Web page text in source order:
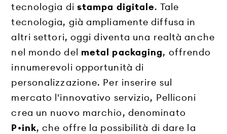
tecnologia di stampa digitale. Tale
tecnologia, già ampliamente diffusa in
altri settori, oggi diventa una realtà anche
nel mondo del metal packaging, offrendo
innumerevoli opportunità di
personalizzazione. Per inserire sul
mercato l'innovativo servizio, Pelliconi
crea un nuovo marchio, denominato
P•ink, che offre la possibilità di dare la